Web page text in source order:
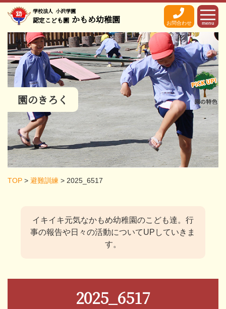
学校法人 小沢学園
認定こども園 かもめ幼稚園 お問合わせ menu
園のきろく
TOP > 避難訓練 > 2025_6517
イキイキ元気なかもめ幼稚園のこども達。 行
事の報告や日々の活動についてUPしていきま
す。
2025_6517